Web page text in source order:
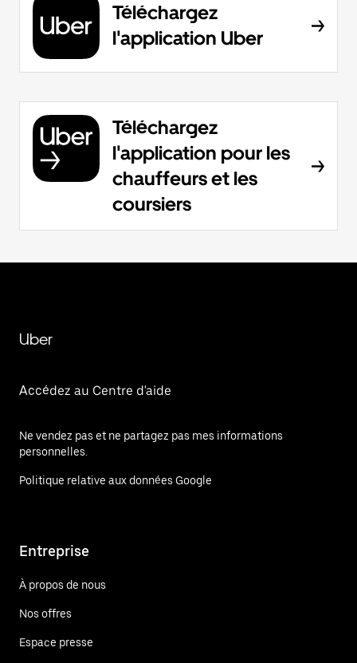
Téléchargez
l'application Uber
Téléchargez
l'application pour les
chauffeurs et les
coursiers
Uber
Accédez au Centre d'aide
Ne vendez pas et ne partagez pas mes informations
personnelles.
Politique relative aux données Google
Entreprise
À propos de nous
Nos offres
Espace presse